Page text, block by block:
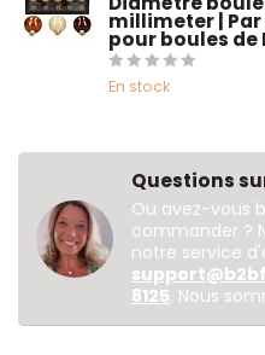
millimeter | Par
pour boules de
En stock
Questions
Ou avez-vous
commander ?
notre service
8125. Nous